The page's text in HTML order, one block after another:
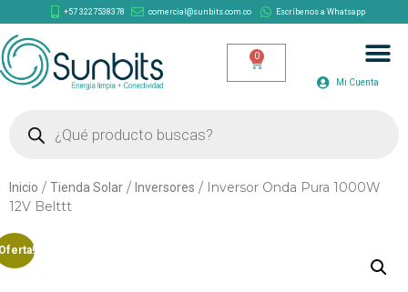
+57 3227538378 comercial@sunbits.com.co Escríbenos a Whatsapp
Mi Cuenta
Inicio / Tienda Solar / Inversores / Inversor Onda Pura 1000W
12V Belttt